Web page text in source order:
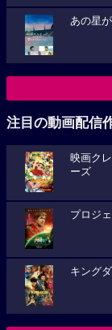
あの星
注目の動画配信
映画ク
ーズ
プロジ
キング